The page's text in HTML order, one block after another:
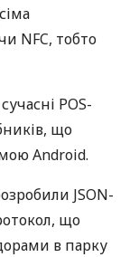
NFC, тобто
POS-
що
Android.
JSON-
що
в парку